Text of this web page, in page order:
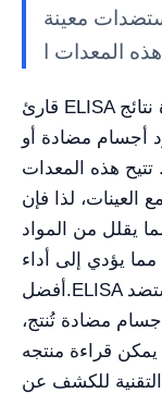
معينة
المعدات ا
قارئ ELISA هو جهاز طيفي متخصص يُستخدم لقراءة نتائج
أجسام مضادة أو
هذه المعدات
أو أكثر مع العينات، لذا فإن
يقلل من المواد
مما يؤدي إلى أداء
أفضل.ELISA هي تقنية تعتمد على الكشف عن مستضد
مضادة تُنتج،
قراءة منتجه
للكشف عن